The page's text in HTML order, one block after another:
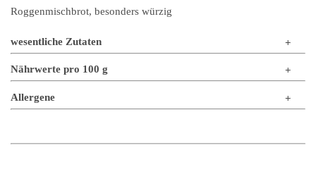
Roggenmischbrot, besonders würzig
wesentliche Zutaten
Nährwerte pro 100 g
Allergene